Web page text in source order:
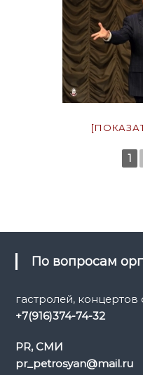
1
По вопросам
гастролей,
+7(916)374-74-32
PR, СМИ
pr_petrosyan@mail.ru